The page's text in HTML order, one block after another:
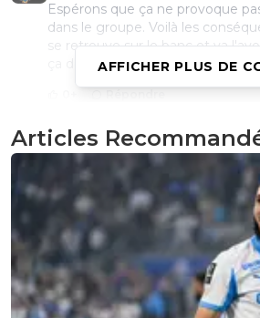
Espérons que ça ne provoque
dans le groupe. Voilà les
se retrouve sur le banc et va
ça devait se prolonger.
mynameisbond 21 août 2025 à 19:50
Cela sent la raison cachée : il
trouver un autre club dans une
garder à l'OL et préfère perdre
il peut même faire jouer
superstition ? )
0
joekidd 21 août 2025 à 22:19 +613
AFFICHER PLUS DE
Articles